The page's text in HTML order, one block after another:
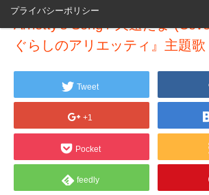
プライバシーポリシー
Arrietty's Song / 久遠たま
ぐらしのアリエッティ』主題歌
Tweet
+1
Pocket
feedly